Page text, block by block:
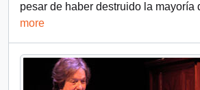
pesar de haber destruido la mayoría
more